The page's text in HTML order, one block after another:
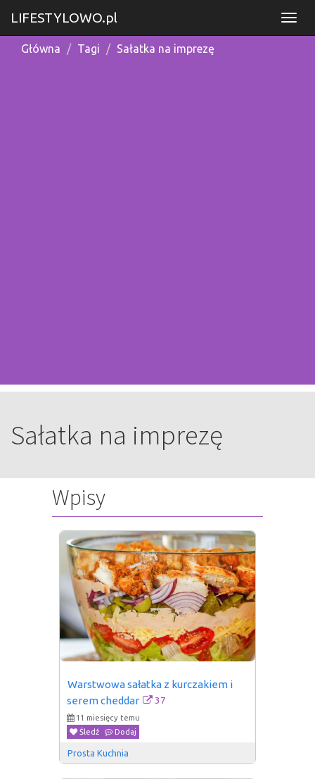
LIFESTYLOWO.pl
Główna Tagi Sałatka na imprezę
Sałatka na imprezę
Wpisy
Warstwowa sałatka z kurczakiem i
serem cheddar
37
11 miesięcy temu
Śledź
Dodaj
Prosta Kuchnia